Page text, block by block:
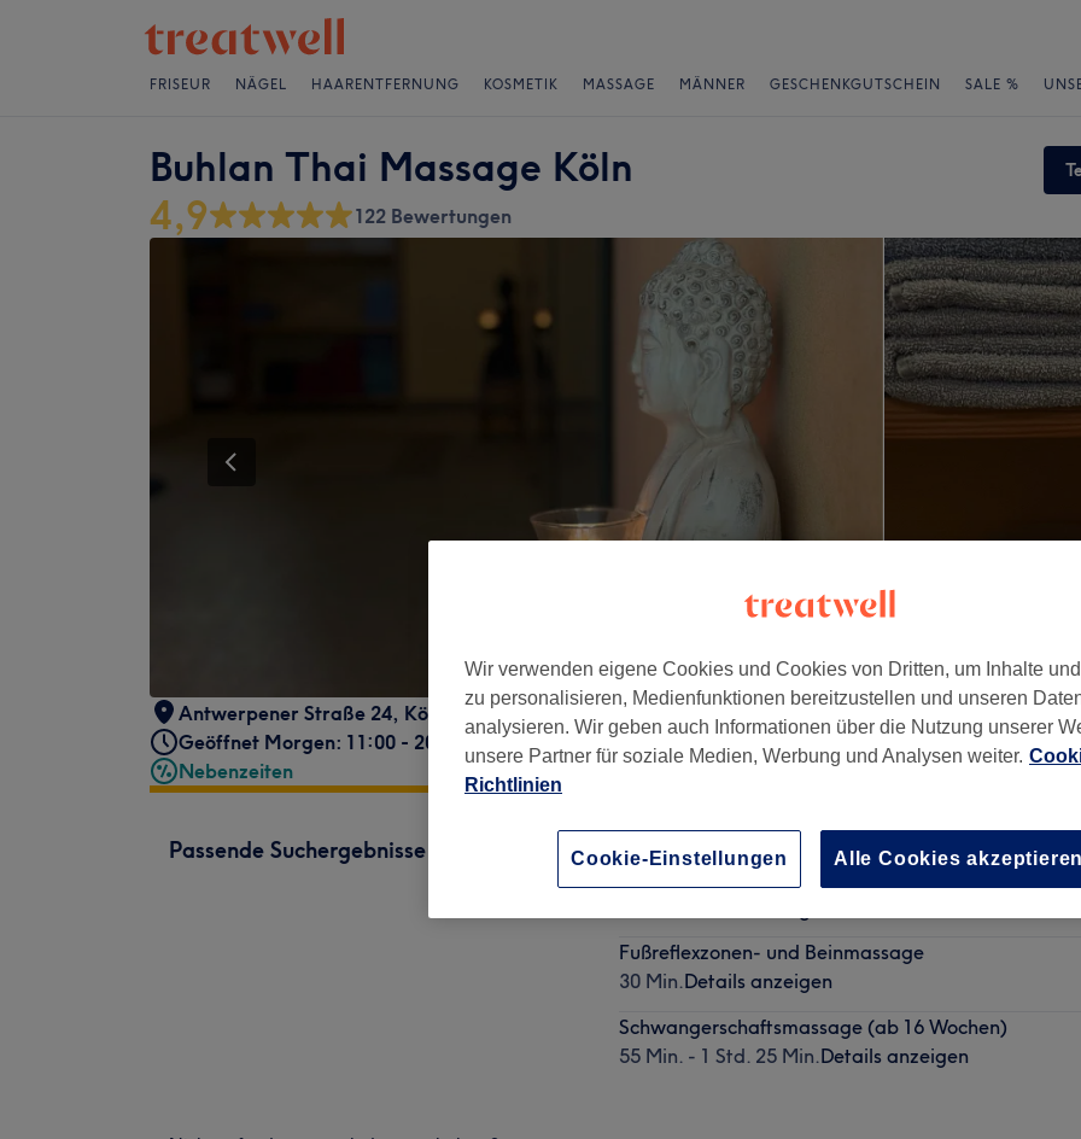
FRISEUR NÄGEL HAARENTFERNUNG KOSMETIK MASSAGE MÄNNER GESCHENKGUTSCHEIN SALE %
Buhlan Thai Massage Köln
4,9 122 Bewertungen
Antwerpener Straße 24, Köln
50672
Geöffnet Morgen: 11:00 - 20:00
Nebenzeiten
Passende Suchergebnisse
Anti-Stress Massage (Rücken-, Nacken-, Schulter-
Fußreflexzonen- und Beinmassage
30 Min.Details anzeigen
Schwangerschaftsmassage (ab 16 Wochen)
55 Min. - 1 Std. 25 Min.Details anzeigen
Wir verwenden eigene Cookies und Cookies von Dritten, um Inhalte
zu personalisieren, Medienfunktionen bereitzustellen und unseren
analysieren. Wir geben auch Informationen über die Nutzung unserer
unsere Partner für soziale Medien, Werbung und Analysen weiter.
Richtlinien
Cookie-Einstellungen Alle Cookies akzeptieren